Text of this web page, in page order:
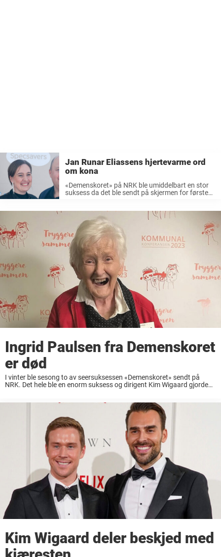
Jan Runar Eliassens hjertevarme ord
om kona
«Demenskoret» på NRK ble umiddelbart en stor
suksess da det ble sendt på skjermen for første
der det ble startet et kor for mennesker med
demens. ...
Ingrid Paulsen fra Demenskoret
er død
I vinter ble sesong to av seersuksessen «Demenskoret» sendt på
NRK. Det hele ble en enorm suksess og dirigent Kim Wigaard gjorde
Kim Wigaard deler beskjed med